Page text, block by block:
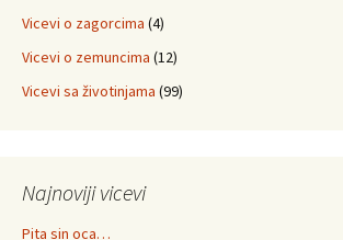
Vicevi o zagorcima (4)
Vicevi o zemuncima (12)
Vicevi sa životinjama (99)
Najnoviji vicevi
Pita sin oca…